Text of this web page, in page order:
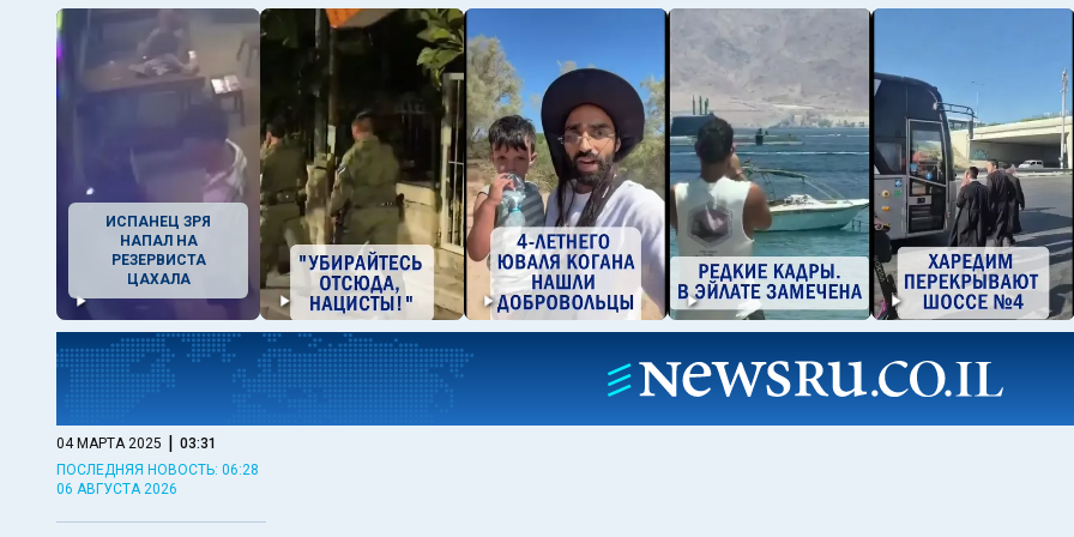
ИСПАНЕЦ ЗРЯ
НАПАЛ НА
РЕЗЕРВИСТА
ЦАХАЛА
04 МАРТА 2025 | 03:31
ПОСЛЕДНЯЯ НОВОСТЬ: 06:28
06 АВГУСТА 2026